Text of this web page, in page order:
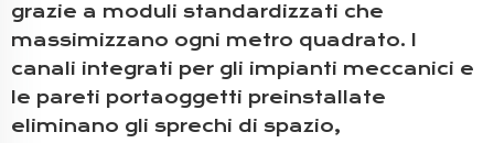
grazie a moduli standardizzati che
massimizzano ogni metro quadrato. I
canali integrati per gli impianti meccanici e
le pareti portaoggetti preinstallate
eliminano gli sprechi di spazio,